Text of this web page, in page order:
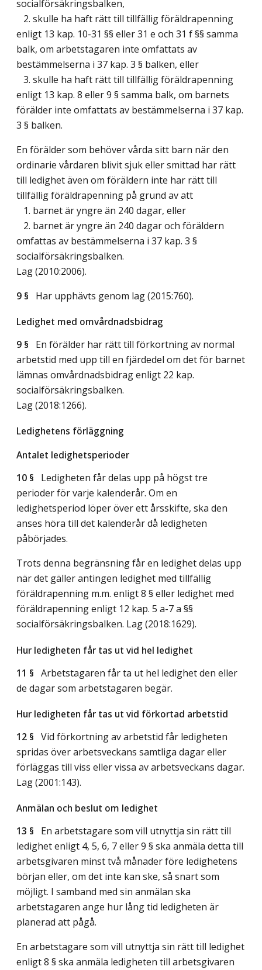
socialförsäkringsbalken,
2. skulle ha haft rätt till tillfällig föräldrapenning
enligt 13 kap. 10-31 §§ eller 31 e och 31 f §§ samma
balk, om arbetstagaren inte omfattats av
bestämmelserna i 37 kap. 3 § balken, eller
3. skulle ha haft rätt till tillfällig föräldrapenning
enligt 13 kap. 8 eller 9 § samma balk, om barnets
förälder inte omfattats av bestämmelserna i 37 kap.
3 § balken.
En förälder som behöver vårda sitt barn när den
ordinarie vårdaren blivit sjuk eller smittad har rätt
till ledighet även om föräldern inte har rätt till
tillfällig föräldrapenning på grund av att
1. barnet är yngre än 240 dagar, eller
2. barnet är yngre än 240 dagar och föräldern
omfattas av bestämmelserna i 37 kap. 3 §
socialförsäkringsbalken.
Lag (2010:2006).
9 § Har upphävts genom lag (2015:760).
Ledighet med omvårdnadsbidrag
9 § En förälder har rätt till förkortning av normal
arbetstid med upp till en fjärdedel om det för barnet
lämnas omvårdnadsbidrag enligt 22 kap.
socialförsäkringsbalken.
Lag (2018:1266).
Ledighetens förläggning
Antalet ledighetsperioder
10 § Ledigheten får delas upp på högst tre
perioder för varje kalenderår. Om en
ledighetsperiod löper över ett årsskifte, ska den
anses höra till det kalenderår då ledigheten
påbörjades.
Trots denna begränsning får en ledighet delas upp
när det gäller antingen ledighet med tillfällig
föräldrapenning m.m. enligt 8 § eller ledighet med
föräldrapenning enligt 12 kap. 5 a-7 a §§
socialförsäkringsbalken. Lag (2018:1629).
Hur ledigheten får tas ut vid hel ledighet
11 § Arbetstagaren får ta ut hel ledighet den eller
de dagar som arbetstagaren begär.
Hur ledigheten får tas ut vid förkortad arbetstid
12 § Vid förkortning av arbetstid får ledigheten
spridas över arbetsveckans samtliga dagar eller
förläggas till viss eller vissa av arbetsveckans dagar.
Lag (2001:143).
Anmälan och beslut om ledighet
13 § En arbetstagare som vill utnyttja sin rätt till
ledighet enligt 4, 5, 6, 7 eller 9 § ska anmäla detta till
arbetsgivaren minst två månader före ledighetens
början eller, om det inte kan ske, så snart som
möjligt. I samband med sin anmälan ska
arbetstagaren ange hur lång tid ledigheten är
planerad att pågå.
En arbetstagare som vill utnyttja sin rätt till ledighet
enligt 8 § ska anmäla ledigheten till arbetsgivaren